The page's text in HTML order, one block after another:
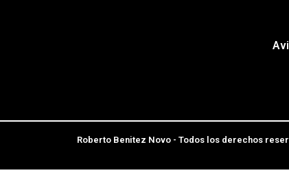
Roberto Benitez Novo - Todos los derechos